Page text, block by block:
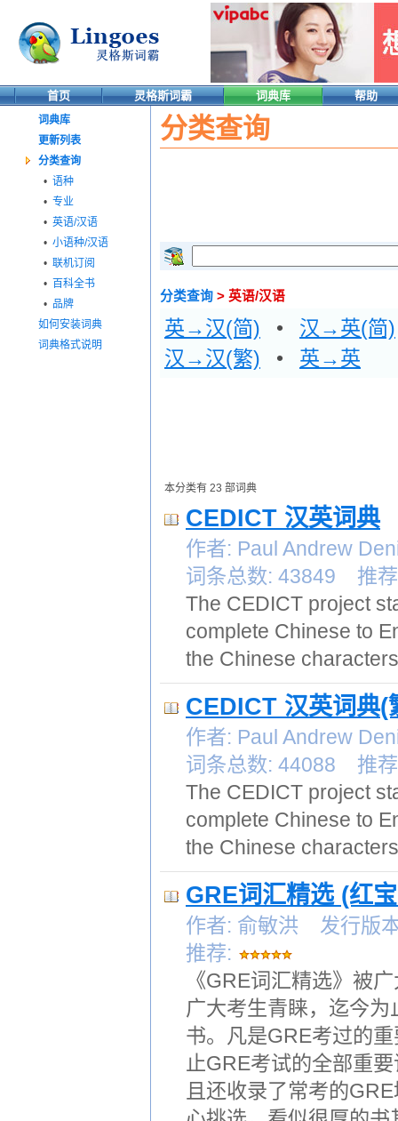
首页 灵格斯词霸 词典库 帮助
词典库
更新列表
分类查询
• 语种
• 专业
• 英语/汉语
• 小语种/汉语
• 联机订阅
• 百科全书
• 品牌
如何安装词典
词典格式说明
分类查询
分类查询 > 英语/汉语
英→汉(简) • 汉→英(简)
汉→汉(繁) • 英→英
本分类有 23 部词典
CEDICT 汉英词典
作者: Paul Andrew
词条总数: 43849 推
The CEDICT project
complete Chinese to
the Chinese
CEDICT 汉英词典(
作者: Paul Andrew
词条总数: 44088 推
The CEDICT project
complete Chinese to
the Chinese
GRE词汇精选 (红
作者: 俞敏洪 发行版
推荐:
《GRE词汇精选》被
广大考生青睐，迄今
书。凡是GRE考过的
止GRE考试的全部重
且还收录了常考的